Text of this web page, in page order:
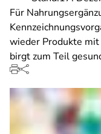
Für
wieder Produkte mit
birgt zum Teil